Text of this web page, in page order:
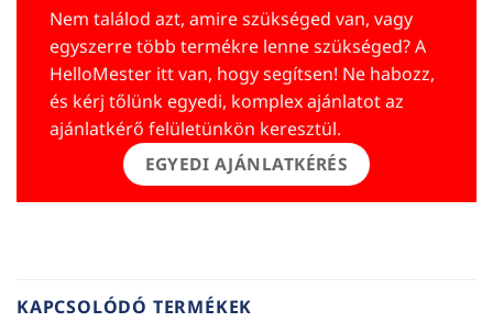
Nem találod azt, amire szükséged van, vagy
egyszerre több termékre lenne szükséged? A
HelloMester itt van, hogy segítsen! Ne habozz,
és kérj tőlünk egyedi, komplex ajánlatot az
ajánlatkérő felületünkön keresztül.
EGYEDI AJÁNLATKÉRÉS
KAPCSOLÓDÓ TERMÉKEK